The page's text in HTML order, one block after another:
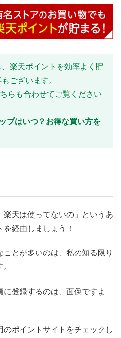
楽天ポイントを効率よく貯
ございます。
らも合わせてご覧ください
プはいつ？お得な買い方を
楽天は使ってないの」というあ
経由しましょう！
とが多いのは、私の知る限り
登録するのは、面倒ですよ
のポイントサイトをチェックし